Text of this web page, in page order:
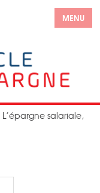
MENU
L’épargne salariale,